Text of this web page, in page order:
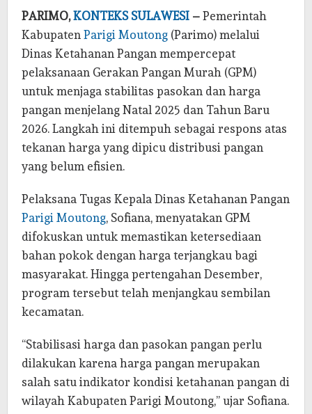
PARIMO,KONTEKS SULAWESI – Pemerintah
Kabupaten Parigi Moutong (Parimo) melalui
Dinas Ketahanan Pangan mempercepat
pelaksanaan Gerakan Pangan Murah (GPM)
untuk menjaga stabilitas pasokan dan harga
pangan menjelang Natal 2025 dan Tahun Baru
2026. Langkah ini ditempuh sebagai respons atas
tekanan harga yang dipicu distribusi pangan
yang belum efisien.
Pelaksana Tugas Kepala Dinas Ketahanan Pangan
Parigi Moutong, Sofiana, menyatakan GPM
difokuskan untuk memastikan ketersediaan
bahan pokok dengan harga terjangkau bagi
masyarakat. Hingga pertengahan Desember,
program tersebut telah menjangkau sembilan
kecamatan.
“Stabilisasi harga dan pasokan pangan perlu
dilakukan karena harga pangan merupakan
salah satu indikator kondisi ketahanan pangan di
wilayah Kabupaten Parigi Moutong,” ujar Sofiana.